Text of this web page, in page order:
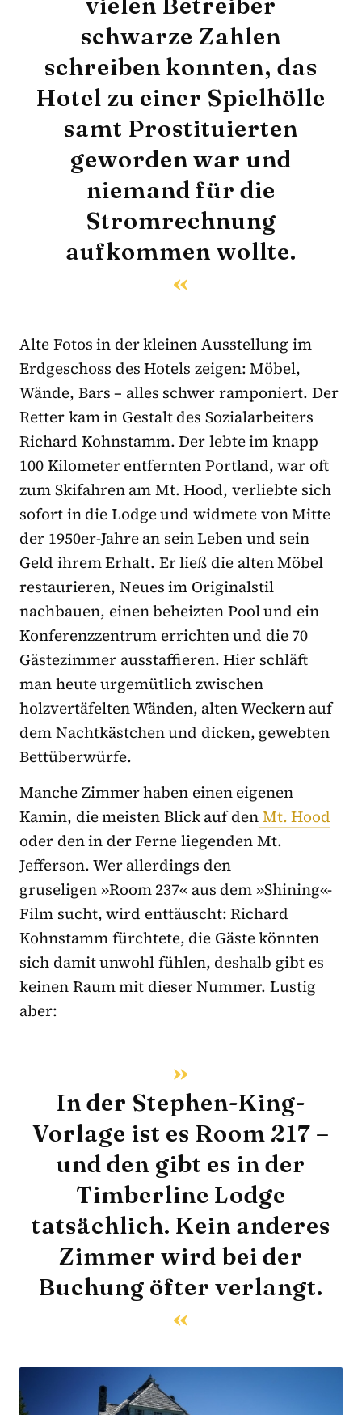
schwarze Zahlen
schreiben konnten, das
Hotel zu einer Spielhölle
samt Prostituierten
geworden war und
niemand für die
Stromrechnung
aufkommen wollte.
Alte Fotos in der kleinen Ausstellung im
Erdgeschoss des Hotels zeigen: Möbel,
Wände, Bars – alles schwer ramponiert. Der
Retter kam in Gestalt des Sozialarbeiters
Richard Kohnstamm. Der lebte im knapp
100 Kilometer entfernten Portland, war oft
zum Skifahren am Mt. Hood, verliebte sich
sofort in die Lodge und widmete von Mitte
der 1950er-Jahre an sein Leben und sein
Geld ihrem Erhalt. Er ließ die alten Möbel
restaurieren, Neues im Originalstil
nachbauen, einen beheizten Pool und ein
Konferenzzentrum errichten und die 70
Gästezimmer ausstaffieren. Hier schläft
man heute urgemütlich zwischen
holzvertäfelten Wänden, alten Weckern auf
dem Nachtkästchen und dicken, gewebten
Bettüberwürfe.
Manche Zimmer haben einen eigenen
Kamin, die meisten Blick auf denMt. Hood
oder den in der Ferne liegenden Mt.
Jefferson. Wer allerdings den
gruseligen »Room 237« aus dem »Shining«-
Film sucht, wird enttäuscht: Richard
Kohnstamm fürchtete, die Gäste könnten
sich damit unwohl fühlen, deshalb gibt es
keinen Raum mit dieser Nummer. Lustig
aber:
In der Stephen-King-
Vorlage ist es Room 217 –
und den gibt es in der
Timberline Lodge
tatsächlich. Kein anderes
Zimmer wird bei der
Buchung öfter verlangt.